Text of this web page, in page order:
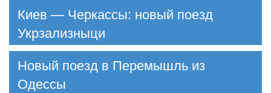
Киев — Черкассы: новый поезд
Укрзализныци
Новый поезд в Перемышль из
Одессы